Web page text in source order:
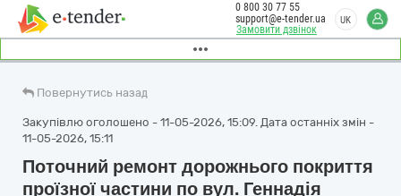
Замовити дзвінок
0 800 30 77 55
support@e-tender.ua
UK
Повернутись назад
Закупівлю оголошено - 11-05-2026, 15:09. Дата останніх змін -
11-05-2026, 15:11
Поточний ремонт дорожнього покриття
проїзної частини по вул. Геннадія